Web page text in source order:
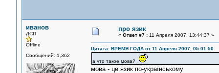
иванов
ДСП
Offline
Сообщений: 1,362
про язик
« Ответ #7 :11 Апреля 2007, 13:44:37 »
Цитата: ВРЕМЯ ГОДА от 11 Апреля 2007, 05:01:50
а что такое мова?
мова - це язик по-українському